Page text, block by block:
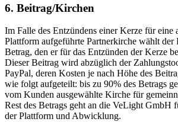
6. Beitrag/Kirchen
Im Falle des Entzündens einer Kerze für eine
Plattform aufgeführte Partnerkirche wählt der
Betrag, den er für das Entzünden der Kerze
Dieser Beitrag wird abzüglich der
PayPal, deren Kosten je nach Höhe des
wie folgt aufgeteilt: bis zu 90% des Betrags
vom Kunden ausgewählte Kirche für
Rest des Betrags geht an die VeLight GmbH
der Plattform und Abwicklung.